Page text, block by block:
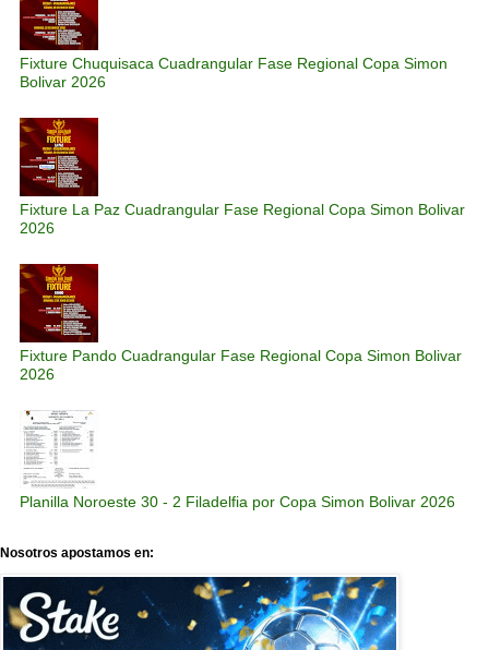
Fixture Chuquisaca Cuadrangular Fase Regional Copa Simon
Bolivar 2026
Fixture La Paz Cuadrangular Fase Regional Copa Simon Bolivar
2026
Fixture Pando Cuadrangular Fase Regional Copa Simon Bolivar
2026
Planilla Noroeste 30 - 2 Filadelfia por Copa Simon Bolivar 2026
Nosotros apostamos en: